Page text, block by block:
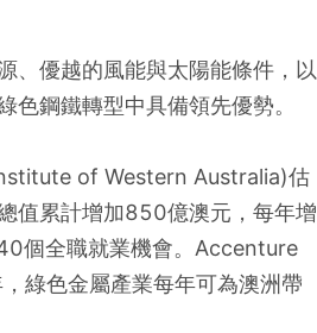
、優越的風能與太陽能條件，以
色鋼鐵轉型中具備領先優勢。
of Western Australia)估
值累計增加850億澳元，每年增
個全職就業機會。Accenture
綠色金屬產業每年可為澳洲帶